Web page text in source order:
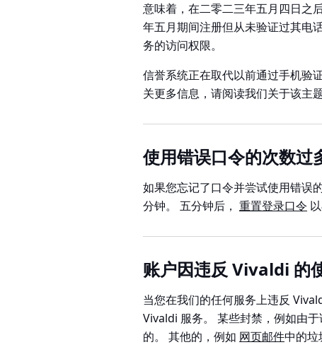
意味着，在二零二三年五月四日之
年五月期间注册但从未验证过其电
务的访问权限。
信誉系统正在取代以前通过手机验
关更多信息，请阅读我们关于该主
使用错误口令的次数过
如果您忘记了口令并尝试使用错误
分钟。 五分钟后， 重置登录口令
账户因违反 Vivaldi 的
当您在我们的任何服务上违反
Vivaldi 服务。 某些封禁，例如由
的。 其他的，例如 网页邮件中的垃